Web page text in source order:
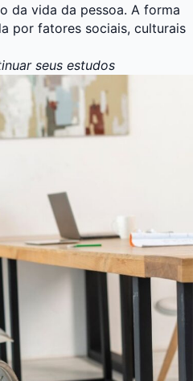
da vida da pessoa. A forma
por fatores sociais, culturais
seus estudos